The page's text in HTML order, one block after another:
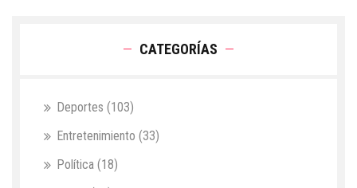
CATEGORÍAS
Deportes (103)
Entretenimiento (33)
Política (18)